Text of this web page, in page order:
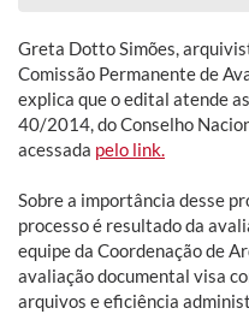
Greta Dotto Simões,
Comissão Permanente de
explica que o edital atende
40/2014, do Conselho
acessada pelo link.
Sobre a importância desse
processo é resultado da
equipe da Coordenação de
avaliação documental visa
arquivos e eficiência